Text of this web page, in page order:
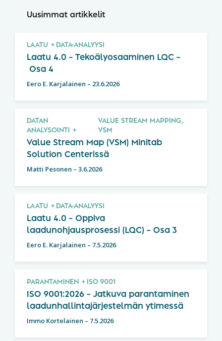
Uusimmat artikkelit
LAATU DATA-ANALYYSI
Laatu 4.0 – Tekoälyosaaminen LQC –
Osa 4
Eero E. Karjalainen – 23.6.2026
DATAN
ANALYSOINTI
VALUE STREAM MAPPING,
VSM
Value Stream Map (VSM) Minitab
Solution Centerissä
Matti Pesonen – 3.6.2026
LAATU DATA-ANALYYSI
Laatu 4.0 – Oppiva
laadunohjausprosessi (LQC) – Osa 3
Eero E. Karjalainen – 7.5.2026
PARANTAMINEN ISO 9001
ISO 9001:2026 – Jatkuva parantaminen
laadunhallintajärjestelmän ytimessä
Immo Kortelainen – 7.5.2026